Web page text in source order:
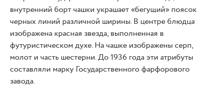
внутренний борт чашки украшает «бегущий» поясок
черных линий различной ширины. В центре блюдца
изображена красная звезда, выполненная в
футуристическом духе. На чашке изображены серп,
молот и часть шестерни. До 1936 года эти атрибуты
составляли марку Государственного фарфорового
завода.